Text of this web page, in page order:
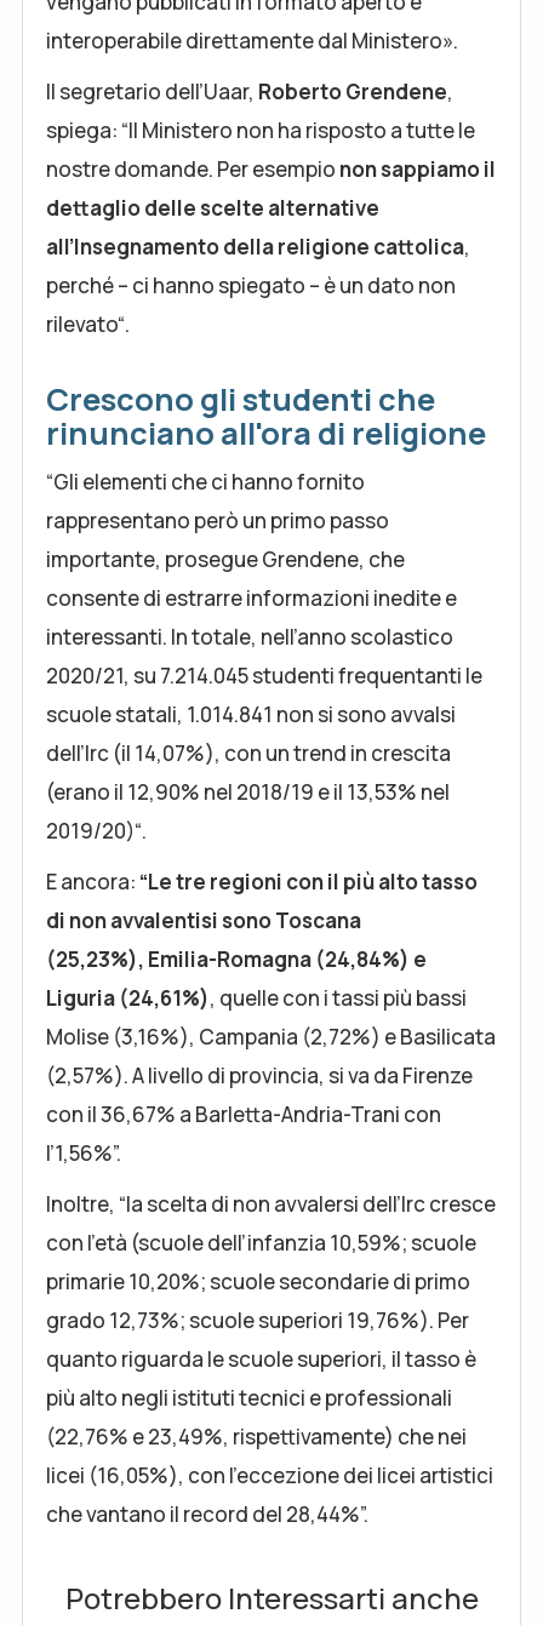
interoperabile direttamente dal Ministero».
Il segretario dell’Uaar, Roberto Grendene,
spiega: “Il Ministero non ha risposto a tutte le
nostre domande. Per esempio non sappiamo il
dettaglio delle scelte alternative
all’Insegnamento della religione cattolica,
perché – ci hanno spiegato – è un dato non
rilevato“.
Crescono gli studenti che
rinunciano all'ora di religione
“Gli elementi che ci hanno fornito
rappresentano però un primo passo
importante, prosegue Grendene, che
consente di estrarre informazioni inedite e
interessanti. In totale, nell’anno scolastico
2020/21, su 7.214.045 studenti frequentanti le
scuole statali, 1.014.841 non si sono avvalsi
dell’Irc (il 14,07%), con un trend in crescita
(erano il 12,90% nel 2018/19 e il 13,53% nel
2019/20)“.
E ancora: “Le tre regioni con il più alto tasso
di non avvalentisi sonoToscana
(25,23%), Emilia-Romagna (24,84%) e
Liguria (24,61%), quelle con i tassi più bassi
Molise (3,16%), Campania (2,72%) e Basilicata
(2,57%). A livello di provincia, si va da Firenze
con il 36,67% a Barletta-Andria-Trani con
l’1,56%”.
Inoltre, “la scelta di non avvalersi dell’Irc cresce
con l’età (scuole dell’infanzia 10,59%; scuole
primarie 10,20%; scuole secondarie di primo
grado 12,73%; scuole superiori 19,76%). Per
quanto riguarda le scuole superiori, il tasso è
più alto negli istituti tecnici e professionali
(22,76% e 23,49%, rispettivamente) che nei
licei (16,05%), con l’eccezione dei licei artistici
che vantano il record del 28,44%”.
Potrebbero Interessarti anche